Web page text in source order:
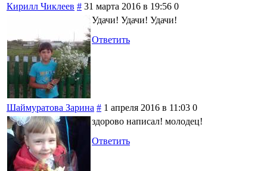
Кирилл Чиклеев # 31 марта 2016 в 19:56 0
Удачи! Удачи! Удачи!
Ответить
Шаймуратова Зарина # 1 апреля 2016 в 11:03 0
здорово написал! молодец!
Ответить